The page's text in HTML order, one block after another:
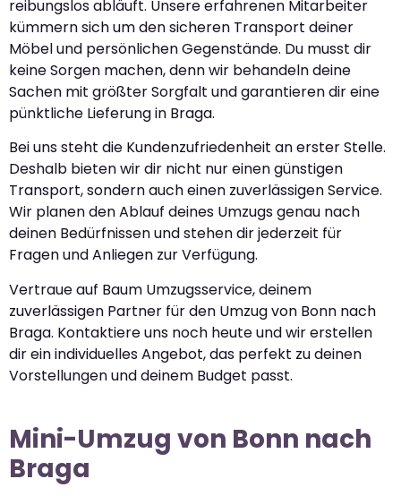
reibungslos abläuft. Unsere erfahrenen Mitarbeiter
kümmern sich um den sicheren Transport deiner
Möbel und persönlichen Gegenstände. Du musst dir
keine Sorgen machen, denn wir behandeln deine
Sachen mit größter Sorgfalt und garantieren dir eine
pünktliche Lieferung in Braga.
Bei uns steht die Kundenzufriedenheit an erster Stelle.
Deshalb bieten wir dir nicht nur einen günstigen
Transport, sondern auch einen zuverlässigen Service.
Wir planen den Ablauf deines Umzugs genau nach
deinen Bedürfnissen und stehen dir jederzeit für
Fragen und Anliegen zur Verfügung.
Vertraue auf Baum Umzugsservice, deinem
zuverlässigen Partner für den Umzug von Bonn nach
Braga. Kontaktiere uns noch heute und wir erstellen
dir ein individuelles Angebot, das perfekt zu deinen
Vorstellungen und deinem Budget passt.
Mini-Umzug von Bonn nach
Braga